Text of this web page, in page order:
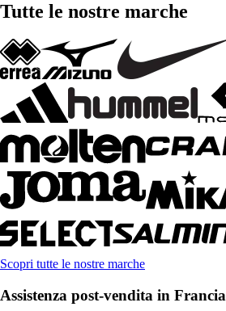
Tutte le nostre marche
Scopri tutte le nostre marche
Assistenza post-vendita in Francia